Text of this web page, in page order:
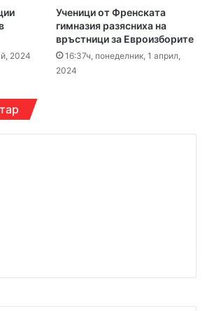
2024
Ученици от Френската
гимназия разясниха на
връстници за Евроизборите
16:37ч, понеделник, 1 април,
2024